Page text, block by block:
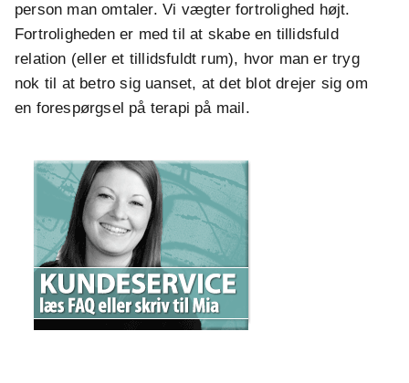
person man omtaler. Vi vægter fortrolighed højt.
Fortroligheden er med til at skabe en tillidsfuld
relation (eller et tillidsfuldt rum), hvor man er tryg
nok til at betro sig uanset, at det blot drejer sig om
en forespørgsel på terapi på mail.